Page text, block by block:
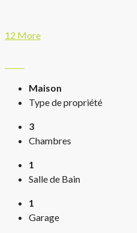
12 More
Maison
Type de propriété
3
Chambres
1
Salle de Bain
1
Garage